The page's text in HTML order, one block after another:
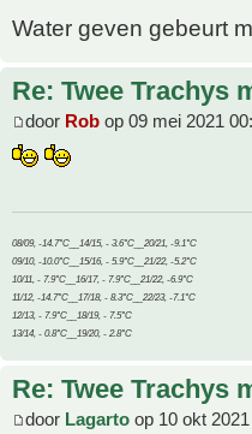
Water geven gebeurt
Re: Twee Trachys
door Rob op 09 mei 2021
08/09, -14.7°C__14/15, - 3.6°C__20/21, -9.1°C
09/10, -10.0°C__15/16, - 5.9°C__21/22, -5.2°C
10/11, - 7.9°C__16/17, - 7.9°C__21/22, -6.9°C
11/12, -14.7°C__17/18, - 8.3°C__22/23, -7.1°C
12/13, - 7.9°C__18/19, - 7.5°C
13/14, - 0.8°C__19/20, - 2.8°C
Re: Twee Trachys
door Lagarto op 10 okt